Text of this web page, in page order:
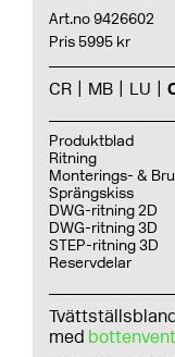
Art.no 9426602
Pris 5995 kr
CR MB LU
Produktblad
Ritning
Monterings- &
Sprängskiss
DWG-ritning 2D
DWG-ritning 3D
STEP-ritning 3D
Reservdelar
med